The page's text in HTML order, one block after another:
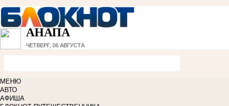
АНАПА
ЧЕТВЕРГ, 06 АВГУСТА
МЕНЮ
АВТО
АФИША